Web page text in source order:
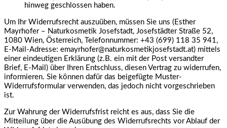
hinweg geschlossen haben.
Um Ihr Widerrufsrecht auszuüben, müssen Sie uns (Esther
Mayrhofer – Naturkosmetik Josefstadt, Josefstädter Straße 52,
1080 Wien, Österreich, Telefonnummer: +43 (699) 118 35 941,
E-Mail-Adresse: emayrhofer@naturkosmetikjosefstadt.at) mittels
einer eindeutigen Erklärung (z.B. ein mit der Post versandter
Brief, E-Mail) über Ihren Entschluss, diesen Vertrag zu widerrufen,
informieren. Sie können dafür das beigefügte Muster-
Widerrufsformular verwenden, das jedoch nicht vorgeschrieben
ist.
Zur Wahrung der Widerrufsfrist reicht es aus, dass Sie die
Mitteilung über die Ausübung des Widerrufsrechts vor Ablauf der